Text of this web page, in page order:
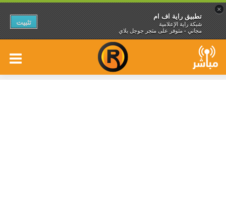
×
تطبيق راية اف ام
شبكة راية الإعلامية
مجاني - متوفر على متجر جوجل بلاي
تثبيت